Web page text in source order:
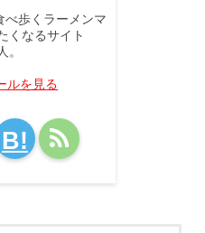
べ歩くラーメンマ
くなるサイト
。
ルを見る
B!